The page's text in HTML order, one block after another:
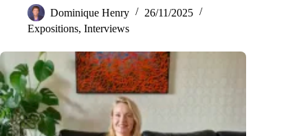
Dominique Henry
26/11/2025
Expositions, Interviews